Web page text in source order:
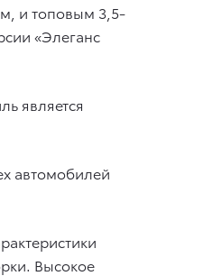
и топовым 3,5-
«Элеганс
является
автомобилей
Высокое